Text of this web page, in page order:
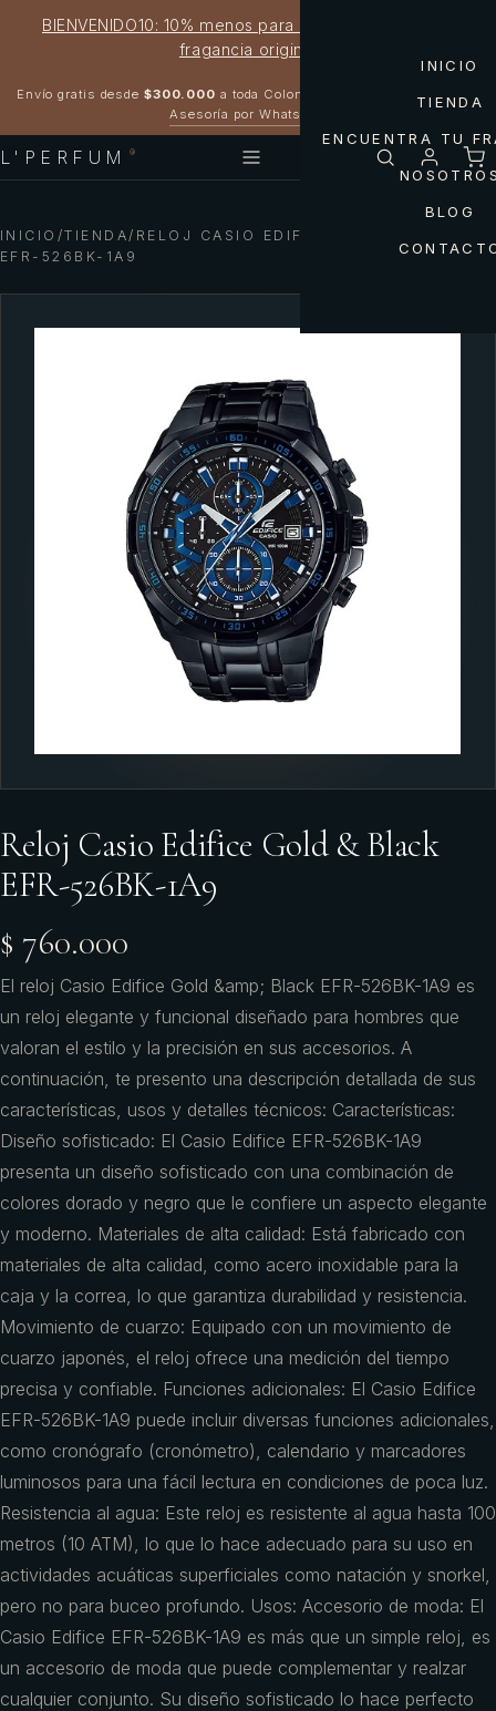
BIENVENIDO10: 10% menos para estrenar tu próxima
fragancia original
Envío gratis desde $300.000 a toda Colombia
Asesoría por WhatsApp
L'PERFUM ®
INICIO
TIENDA
ENCUENTRA TU
BLOG
INICIO /TIENDA/ RELOJ CASIO EDIFICE GOLD & BLACK
EFR-526BK-1A9
Reloj Casio Edifice Gold & Black
EFR-526BK-1A9
$ 760.000
El reloj Casio Edifice Gold &amp; Black EFR-526BK-1A9 es
un reloj elegante y funcional diseñado para hombres que
valoran el estilo y la precisión en sus accesorios. A
continuación, te presento una descripción detallada de sus
características, usos y detalles técnicos: Características:
Diseño sofisticado: El Casio Edifice EFR-526BK-1A9
presenta un diseño sofisticado con una combinación de
colores dorado y negro que le confiere un aspecto elegante
y moderno. Materiales de alta calidad: Está fabricado con
materiales de alta calidad, como acero inoxidable para la
caja y la correa, lo que garantiza durabilidad y resistencia.
Movimiento de cuarzo: Equipado con un movimiento de
cuarzo japonés, el reloj ofrece una medición del tiempo
precisa y confiable. Funciones adicionales: El Casio Edifice
EFR-526BK-1A9 puede incluir diversas funciones adicionales,
como cronógrafo (cronómetro), calendario y marcadores
luminosos para una fácil lectura en condiciones de poca luz.
Resistencia al agua: Este reloj es resistente al agua hasta 100
metros (10 ATM), lo que lo hace adecuado para su uso en
actividades acuáticas superficiales como natación y snorkel,
pero no para buceo profundo. Usos: Accesorio de moda: El
Casio Edifice EFR-526BK-1A9 es más que un simple reloj, es
un accesorio de moda que puede complementar y realzar
cualquier conjunto. Su diseño sofisticado lo hace perfecto